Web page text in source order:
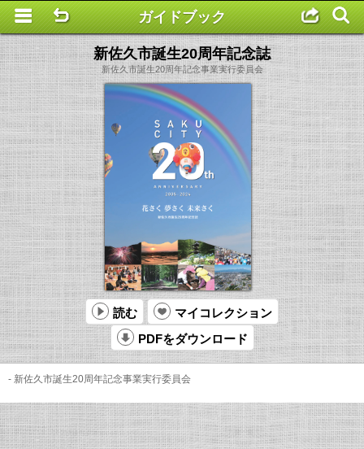
This is a completely basic popup, no options set.
ガイドブック
新佐久市誕生20周年記念誌
新佐久市誕生20周年記念事業実行委員会
読む
マイコレクション
PDFをダウンロード
- 新佐久市誕生20周年記念事業実行委員会